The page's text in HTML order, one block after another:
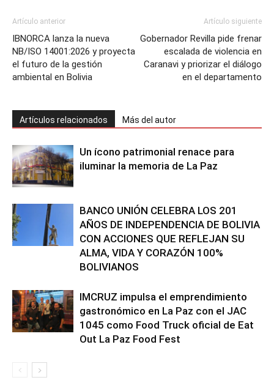
Artículo anterior
IBNORCA lanza la nueva
NB/ISO 14001:2026 y proyecta
el futuro de la gestión
ambiental en Bolivia
Artículo siguiente
Gobernador Revilla pide frenar
escalada de violencia en
Caranavi y priorizar el diálogo
en el departamento
Artículos relacionados Más del autor
Un ícono patrimonial renace para
iluminar la memoria de La Paz
BANCO UNIÓN CELEBRA LOS 201
AÑOS DE INDEPENDENCIA DE BOLIVIA
CON ACCIONES QUE REFLEJAN SU
ALMA, VIDA Y CORAZÓN 100%
BOLIVIANOS
IMCRUZ impulsa el emprendimiento
gastronómico en La Paz con el JAC
1045 como Food Truck oficial de Eat
Out La Paz Food Fest